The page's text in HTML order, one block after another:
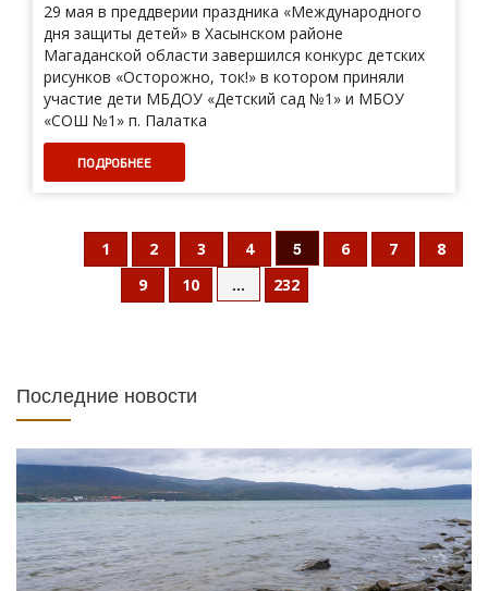
29 мая в преддверии праздника «Международного
дня защиты детей» в Хасынском районе
Магаданской области завершился конкурс детских
рисунков «Осторожно, ток!» в котором приняли
участие дети МБДОУ «Детский сад №1» и МБОУ
«СОШ №1» п. Палатка
ПОДРОБНЕЕ
1 2 3 4 5 6 7
8
9
10 ... 232
Последние новости